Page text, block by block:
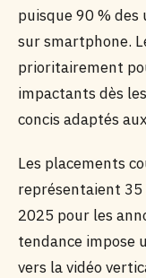
puisque 90 %
sur smartphone.
prioritairement
impactants dès
concis adaptés
Les placements
représentaient 35
2025 pour les
tendance impose
vers la vidéo